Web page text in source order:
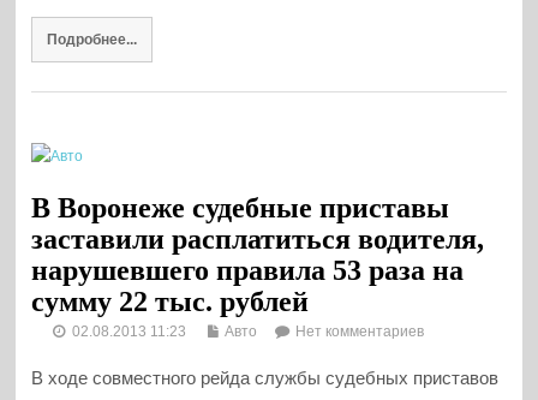
Подробнее...
В Воронеже судебные приставы
заставили расплатиться водителя,
нарушевшего правила 53 раза на
сумму 22 тыс. рублей
02.08.2013 11:23 Авто Нет комментариев
В ходе совместного рейда службы судебных приставов